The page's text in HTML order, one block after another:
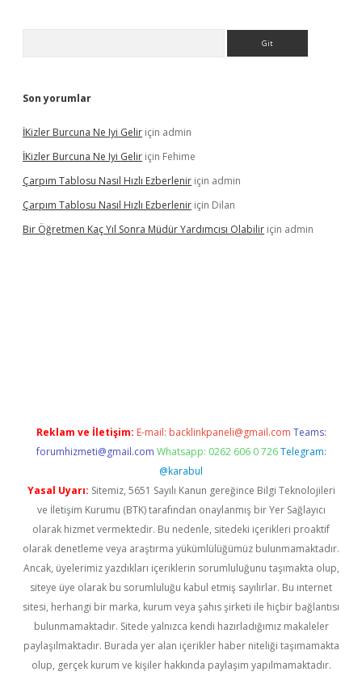
Son yorumlar
İKizler Burcuna Ne Iyi Gelir için admin
İKizler Burcuna Ne Iyi Gelir için Fehime
Çarpım Tablosu Nasıl Hızlı Ezberlenir için admin
Çarpım Tablosu Nasıl Hızlı Ezberlenir için Dilan
Bir Öğretmen Kaç Yıl Sonra Müdür Yardımcısı Olabilir için admin
Reklam ve İletişim: E-mail: backlinkpaneli@gmail.com Teams:
forumhizmeti@gmail.com Whatsapp: 0262 606 0 726 Telegram:
@karabul
Yasal Uyarı: Sitemiz, 5651 Sayılı Kanun gereğince Bilgi Teknolojileri
ve İletişim Kurumu (BTK) tarafından onaylanmış bir Yer Sağlayıcı
olarak hizmet vermektedir. Bu nedenle, sitedeki içerikleri proaktif
olarak denetleme veya araştırma yükümlülüğümüz bulunmamaktadır.
Ancak, üyelerimiz yazdıkları içeriklerin sorumluluğunu taşımakta olup,
siteye üye olarak bu sorumluluğu kabul etmiş sayılırlar. Bu internet
sitesi, herhangi bir marka, kurum veya şahıs şirketi ile hiçbir bağlantısı
bulunmamaktadır. Sitede yalnızca kendi hazırladığımız makaleler
paylaşılmaktadır. Burada yer alan içerikler haber niteliği taşımamakta
olup, gerçek kurum ve kişiler hakkında paylaşım yapılmamaktadır.